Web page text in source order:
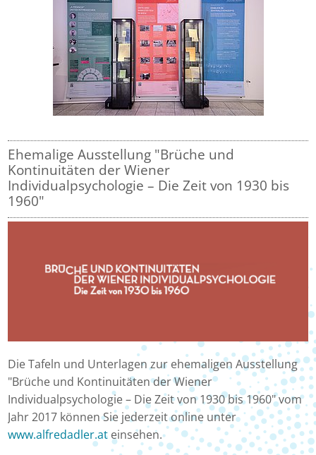
Ehemalige Ausstellung "Brüche und
Kontinuitäten der Wiener
Individualpsychologie – Die Zeit von 1930 bis
1960"
Die Tafeln und Unterlagen zur ehemaligen Ausstellung
"Brüche und Kontinuitäten der Wiener
Individualpsychologie – Die Zeit von 1930 bis 1960" vom
Jahr 2017 können Sie jederzeit online unter
www.alfredadler.at einsehen.